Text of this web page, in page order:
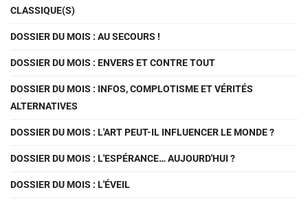
CLASSIQUE(S)
DOSSIER DU MOIS : AU SECOURS !
DOSSIER DU MOIS : ENVERS ET CONTRE TOUT
DOSSIER DU MOIS : INFOS, COMPLOTISME ET VÉRITÉS
ALTERNATIVES
DOSSIER DU MOIS : L'ART PEUT-IL INFLUENCER LE MONDE ?
DOSSIER DU MOIS : L'ESPÉRANCE… AUJOURD'HUI ?
DOSSIER DU MOIS : L'ÉVEIL